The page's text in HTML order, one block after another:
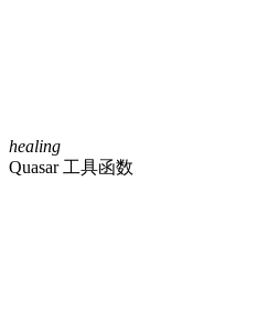
healing
Quasar 工具函数